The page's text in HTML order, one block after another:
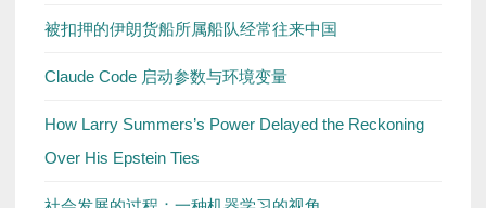
被扣押的伊朗货船所属船队经常往来中国
Claude Code 启动参数与环境变量
How Larry Summers’s Power Delayed the Reckoning
Over His Epstein Ties